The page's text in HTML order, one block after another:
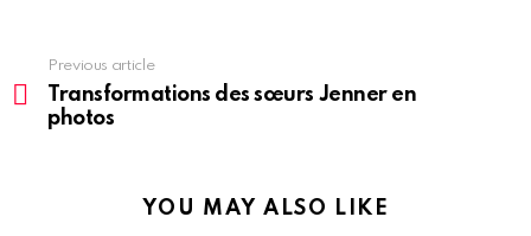
more
Previous article
Transformations des sœurs Jenner en
photos
YOU MAY ALSO LIKE